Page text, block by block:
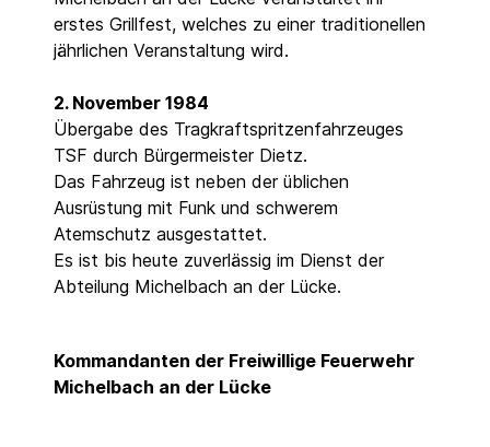
erstes Grillfest, welches zu einer traditionellen
jährlichen Veranstaltung wird.
2. November 1984
Übergabe des Tragkraftspritzenfahrzeuges
TSF durch Bürgermeister Dietz.
Das Fahrzeug ist neben der üblichen
Ausrüstung mit Funk und schwerem
Atemschutz ausgestattet.
Es ist bis heute zuverlässig im Dienst der
Abteilung Michelbach an der Lücke.
Kommandanten der Freiwillige Feuerwehr
Michelbach an der Lücke